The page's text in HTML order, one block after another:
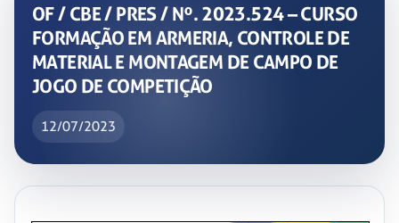
OF / CBE / PRES / Nº. 2023.524 – CURSO
FORMAÇÃO EM ARMERIA, CONTROLE DE
MATERIAL E MONTAGEM DE CAMPO DE
JOGO DE COMPETIÇÃO
12/07/2023